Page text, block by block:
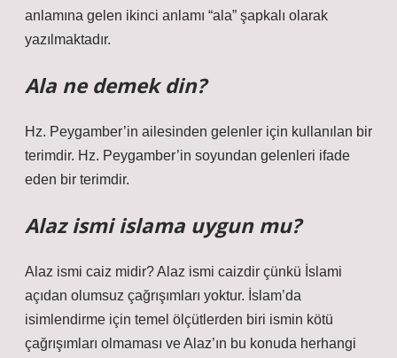
anlamına gelen ikinci anlamı “ala” şapkalı olarak
yazılmaktadır.
Ala ne demek din?
Hz. Peygamber’in ailesinden gelenler için kullanılan bir
terimdir. Hz. Peygamber’in soyundan gelenleri ifade
eden bir terimdir.
Alaz ismi islama uygun mu?
Alaz ismi caiz midir? Alaz ismi caizdir çünkü İslami
açıdan olumsuz çağrışımları yoktur. İslam’da
isimlendirme için temel ölçütlerden biri ismin kötü
çağrışımları olmaması ve Alaz’ın bu konuda herhangi